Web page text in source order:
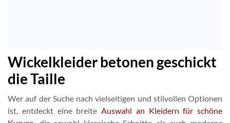
Wickelkleider betonen geschickt
die Taille
Wer auf der Suche nach vielseitigen und stilvollen Optionen
ist, entdeckt eine breite Auswahl an Kleidern für schöne